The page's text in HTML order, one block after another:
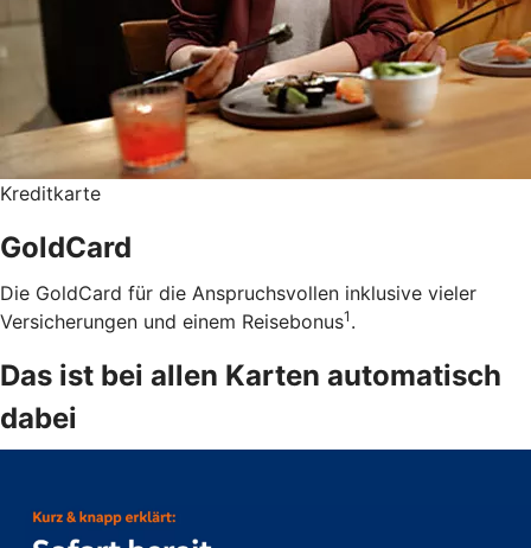
Kreditkarte
GoldCard
Die GoldCard für die Anspruchsvollen inklusive vieler
Versicherungen und einem Reisebonus1 .
Das ist bei allen Karten automatisch
dabei